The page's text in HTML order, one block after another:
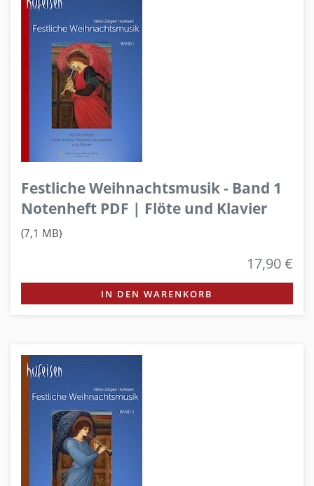
Festliche Weihnachtsmusik - Band 1
Notenheft PDF | Flöte und Klavier
(7,1 MB)
17,90 €
IN DEN WARENKORB